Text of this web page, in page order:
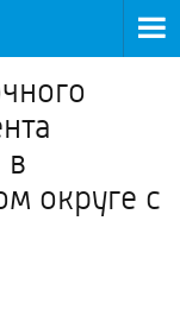
в
округе с